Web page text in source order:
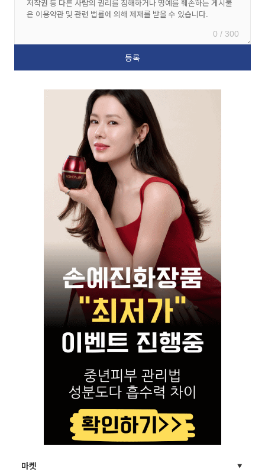
0 / 300
마켓